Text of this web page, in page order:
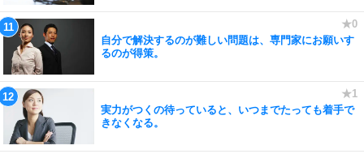
自分で解決するのが難しい問題は、専門家にお願いす
るのが得策。
実力がつくの待っていると、いつまでたっても着手で
きなくなる。